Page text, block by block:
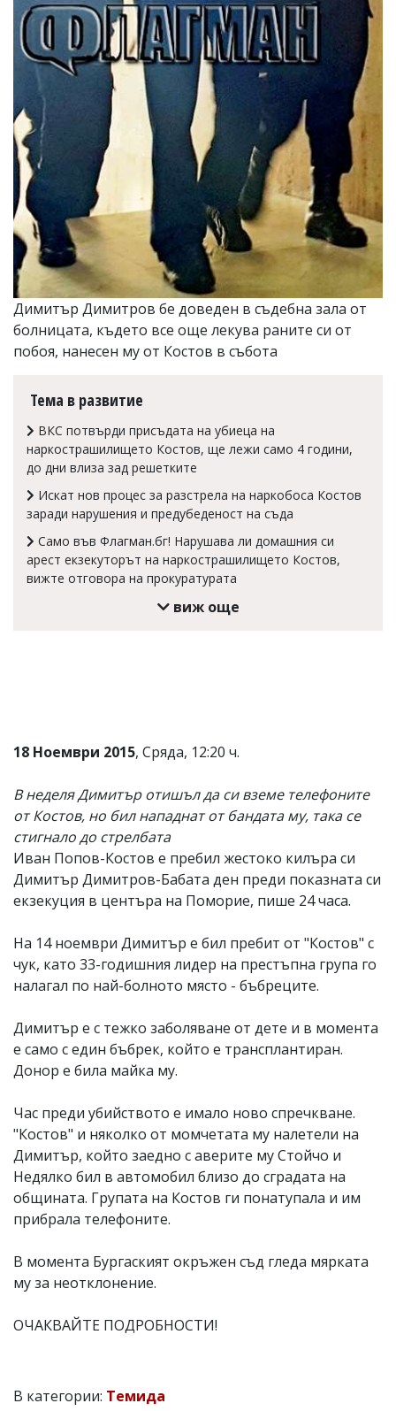
Коментарите
статиите
въвеждат
читателите
и
редакцията
не
носи
отговорност
за
тях!
Ако
откриете
обиден
за
вас
коментар,
моля
сигнализирайте
Димитър Димитров бе доведен в съдебна зала от
болницата, където все още лекува раните си от
побоя, нанесен му от Костов в събота
Тема в развитие
ВКС потвърди присъдата на убиеца на
наркострашилището Костов, ще лежи само 4 години,
до дни влиза зад решетките
Искат нов процес за разстрела на наркобоса Костов
заради нарушения и предубеденост на съда
Само във Флагман.бг! Нарушава ли домашния си
арест екзекуторът на наркострашилището Костов,
вижте отговора на прокуратурата
виж още
18 Ноември 2015, Сряда, 12:20 ч.
В неделя Димитър отишъл да си вземе телефоните
от Костов, но бил нападнат от бандата му, така се
стигнало до стрелбата
Иван Попов-Костов е пребил жестоко килъра си
Димитър Димитров-Бабата ден преди показната си
екзекуция в центъра на Поморие, пише 24 часа.
На 14 ноември Димитър е бил пребит от "Костов" с
чук, като 33-годишния лидер на престъпна група го
налагал по най-болното място - бъбреците.
Димитър е с тежко заболяване от дете и в момента
е само с един бъбрек, който е трансплантиран.
Донор е била майка му.
Час преди убийството е имало ново спречкване.
"Костов" и няколко от момчетата му налетели на
Димитър, който заедно с аверите му Стойчо и
Недялко бил в автомобил близо до сградата на
общината. Групата на Костов ги понатупала и им
прибрала телефоните.
В момента Бургаският окръжен съд гледа мярката
му за неотклонение.
ОЧАКВАЙТЕ ПОДРОБНОСТИ!
В категории: Темида